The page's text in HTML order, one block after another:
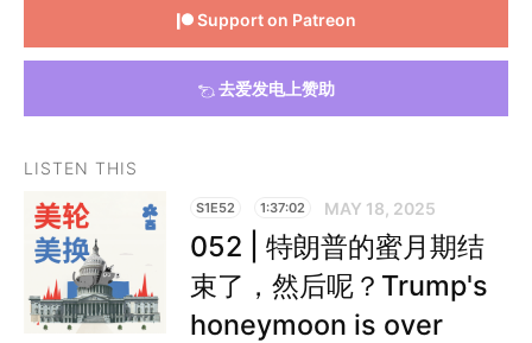
Support on Patreon
去爱发电上赞助
LISTEN THIS
S1E52 1:37:02 MAY 18, 2025
052 | 特朗普的蜜月期结
束了，然后呢？Trump's
honeymoon is over